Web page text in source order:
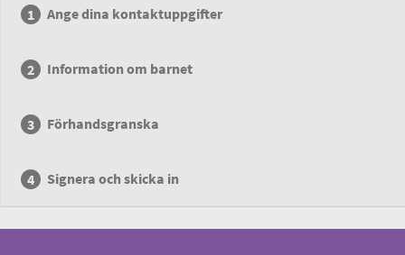
Ange dina kontaktuppgifter
Information om barnet
Förhandsgranska
Signera och skicka in